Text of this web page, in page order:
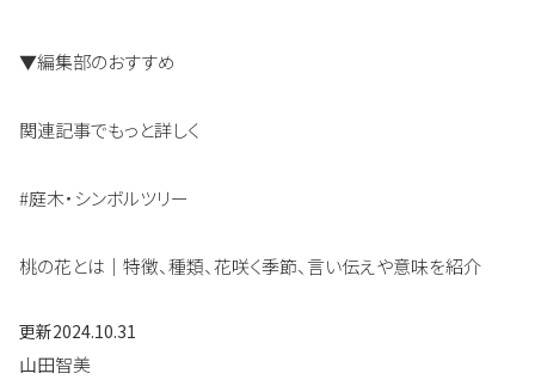
▼編集部のおすすめ
関連記事でもっと詳しく
#庭木・シンボルツリー
桃の花とは｜特徴、種類、花咲く季節、言い伝えや意味を紹介
更新2024.10.31
山田智美